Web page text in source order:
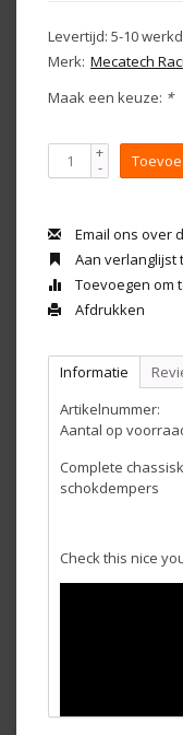
Levertijd: 5-10
Merk: Mecatech
Maak een keuze: *
+
-
Email ons over
Aan verlanglijst
Toevoegen om
Afdrukken
Informatie
Artikelnummer:
Aantal op
Complete
schokdempers
Check this nice